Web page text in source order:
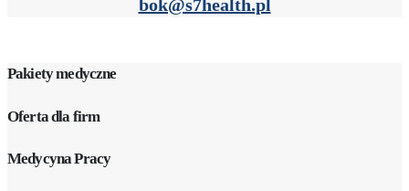
bok@s7health.pl
Pakiety medyczne
Oferta dla firm
Medycyna Pracy